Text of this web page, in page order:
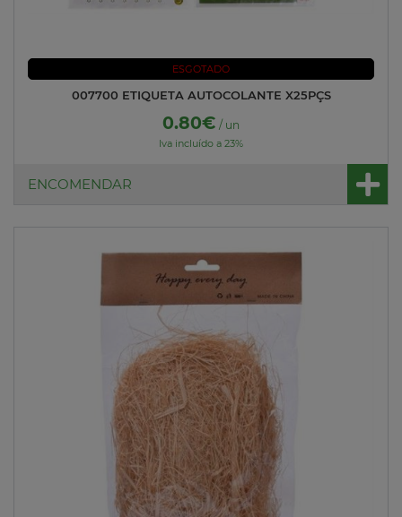
ESGOTADO
007700 ETIQUETA AUTOCOLANTE X25PÇS
0.80€ / un
Iva incluído a 23%
ENCOMENDAR